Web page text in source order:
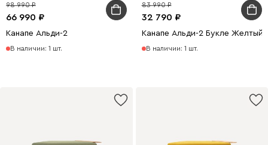
66 990
98 990
Канапе Альди-2
В наличии: 1 шт.
32 790
83 990
Канапе Альди-2 Букле Желтый
В наличии: 1 шт.